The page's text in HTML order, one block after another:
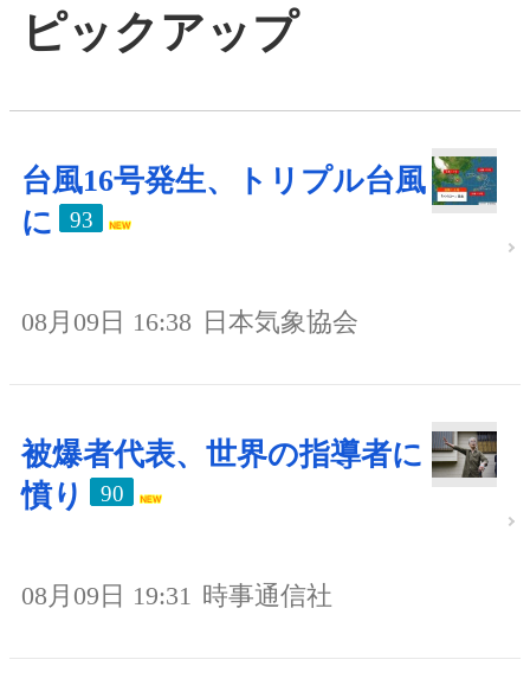
ピックアップ
台風16号発生、トリプル台風
に
93
08月09日 16:38 日本気象協会
被爆者代表、世界の指導者に
憤り
90
08月09日 19:31 時事通信社